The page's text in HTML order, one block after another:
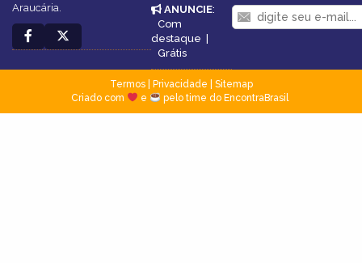
Araucária.
ANUNCIE:
Com
destaque |
Grátis
Termos| Privacidade
Sitemap
Criado com
e pelo time do EncontraBrasil